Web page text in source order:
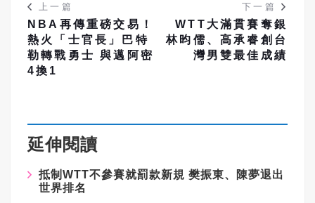
上一篇
NBA再傳重磅交易！
熱火「士官長」巴特
勒轉戰勇士 與邁阿密
4換1
下一篇
WTT大滿貫賽奪銀
林昀儒、高承睿創台
灣男雙最佳成績
延伸閱讀
抵制WTT不參賽就罰款新規 樊振東、陳夢退出
世界排名